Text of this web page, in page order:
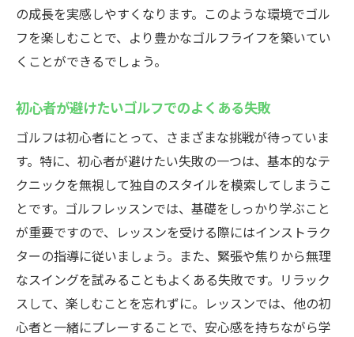
の成長を実感しやすくなります。このような環境でゴル
フを楽しむことで、より豊かなゴルフライフを築いてい
くことができるでしょう。
初心者が避けたいゴルフでのよくある失敗
ゴルフは初心者にとって、さまざまな挑戦が待っていま
す。特に、初心者が避けたい失敗の一つは、基本的なテ
クニックを無視して独自のスタイルを模索してしまうこ
とです。ゴルフレッスンでは、基礎をしっかり学ぶこと
が重要ですので、レッスンを受ける際にはインストラク
ターの指導に従いましょう。また、緊張や焦りから無理
なスイングを試みることもよくある失敗です。リラック
スして、楽しむことを忘れずに。レッスンでは、他の初
心者と一緒にプレーすることで、安心感を持ちながら学